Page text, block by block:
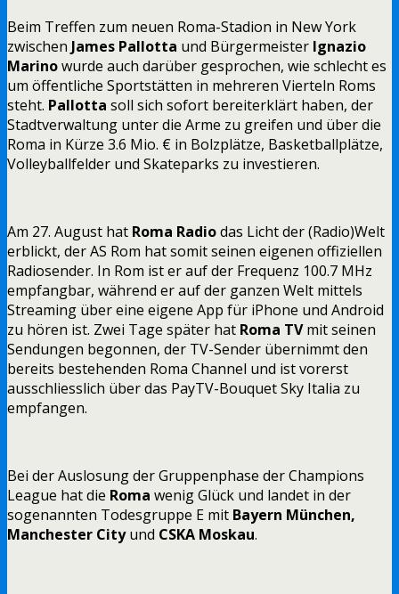
Beim Treffen zum neuen Roma-Stadion in New York
zwischen James Pallotta und Bürgermeister Ignazio
Marinowurde auch darüber gesprochen, wie schlecht es
um öffentliche Sportstätten in mehreren Vierteln Roms
steht. Pallotta soll sich sofort bereiterklärt haben, der
Stadtverwaltung unter die Arme zu greifen und über die
Roma in Kürze 3.6 Mio. € in Bolzplätze, Basketballplätze,
Volleyballfelder und Skateparks zu investieren.
Am 27. August hat Roma Radiodas Licht der (Radio)Welt
erblickt, der AS Rom hat somit seinen eigenen offiziellen
Radiosender. In Rom ist er auf der Frequenz 100.7 MHz
empfangbar, während er auf der ganzen Welt mittels
Streaming über eine eigene App für iPhone und Android
zu hören ist. Zwei Tage später hat Roma TVmit seinen
Sendungen begonnen, der TV-Sender übernimmt den
bereits bestehenden Roma Channel und ist vorerst
ausschliesslich über das PayTV-Bouquet Sky Italia zu
empfangen.
Bei der Auslosung der Gruppenphase der Champions
League hat die Roma wenig Glück und landet in der
sogenannten Todesgruppe E mit Bayern München,
Manchester Cityund CSKA Moskau.